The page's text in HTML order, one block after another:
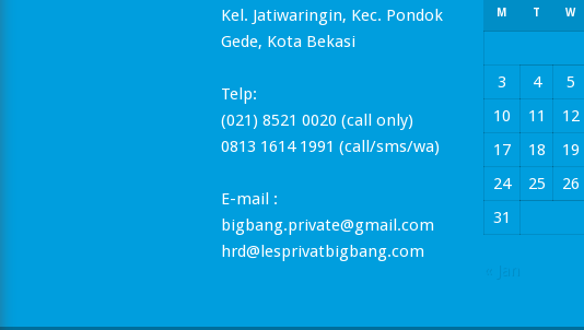
Kel. Jatiwaringin, Kec. Pondok
Gede, Kota Bekasi
Telp:
(021) 8521 0020 (call only)
0813 1614 1991 (call/sms/wa)
E-mail :
bigbang.private@gmail.com
hrd@lesprivatbigbang.com
M T W
3
4 5
10
11 12
17
18 19
24
25 26
31